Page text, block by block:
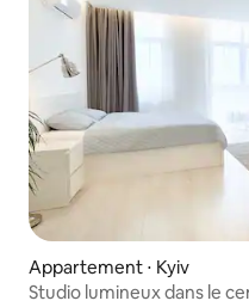
Appartement ⋅ Kyiv
Studio lumineux dans le